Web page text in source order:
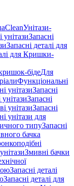
Унітази-
унітазиЗапасні
Запасні деталі для
для Кришки-
бідеДля
Функціональні
унітазиЗапасні
Запасні
унітазиЗапасні
унітази для
типуЗапасні
бачка
Змивні бачки
Запасні деталі
Запасні деталі для